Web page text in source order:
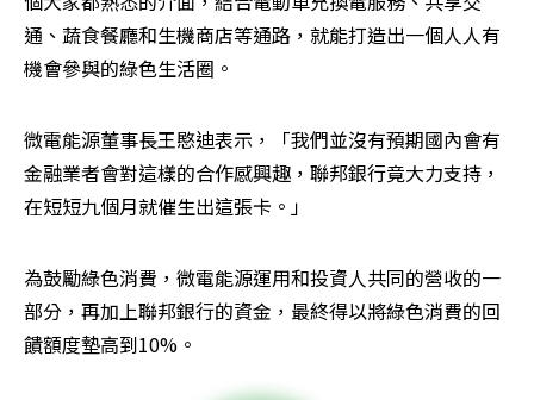
通、蔬食餐廳和生機商店等通路，就能打造出一個人人有
機會參與的綠色生活圈。
微電能源董事長王愍迪表示，「我們並沒有預期國內會有
金融業者會對這樣的合作感興趣，聯邦銀行竟大力支持，
在短短九個月就催生出這張卡。」
為鼓勵綠色消費，微電能源運用和投資人共同的營收的一
部分，再加上聯邦銀行的資金，最終得以將綠色消費的回
饋額度墊高到10%。